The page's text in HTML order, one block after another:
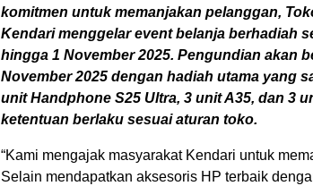
komitmen untuk memanjakan pelanggan,
Kendari menggelar event belanja berhadiah
hingga 1 November 2025. Pengundian akan
November 2025 dengan hadiah utama yang
unit Handphone S25 Ultra, 3 unit A35, dan 3
ketentuan berlaku sesuai aturan toko.
“Kami mengajak masyarakat Kendari untuk
Selain mendapatkan aksesoris HP terbaik